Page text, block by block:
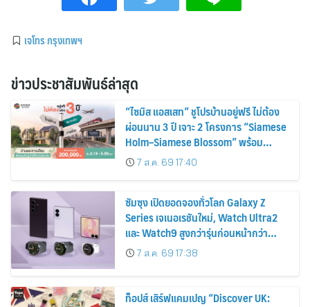
เจโทร กรุงเทพฯ
ข่าวประชาสัมพันธ์ล่าสุด
“ไซมิส แอสเสท” ชูโปรบ้านอยู่ฟรี ไม่ต้อง
ผ่อนนาน 3 ปี เจาะ 2 โครงการ “Siamese
Holm–Siamese Blossom” พร้อม
ส่วนลดและสิทธิพิเศษถึง 31 สิงหาคม
2569
7 ส.ค. 69 17:40
ซัมซุง เปิดยอดจองทั่วโลก Galaxy Z
Series เจเนอเรชันใหม่, Watch Ultra2
และ Watch9 สูงกว่ารุ่นก่อนหน้ากว่า
30%7 ส.ค. 69 17:38
ท็อปส์ เสิร์ฟแคมเปญ “Discover UK: